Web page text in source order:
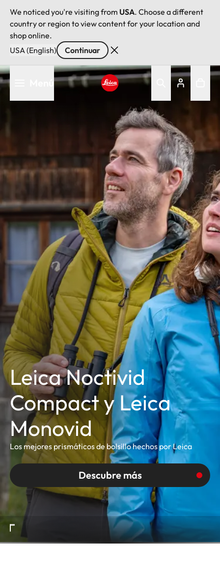
We noticed you're visiting from USA. Choose a different
country or region to view content for your location and
shop online.
USA (English)
Continuar
Pasar
al
Leica Noctivid
Compact y Leica
Monovid
Los mejores prismáticos de bolsillo hechos por Leica
Descubre más